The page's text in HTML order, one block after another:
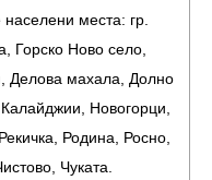
места: гр.
Горско Ново село,
Делова махала, Долно
Новогорци,
Родина, Росно,
Чуката.